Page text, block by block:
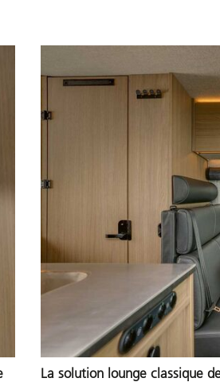
La solution lounge classique